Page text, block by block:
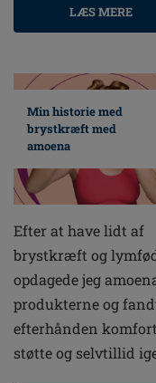
LÆS MERE
Min historie med
brystkræft med
amoena
Efter at have lidt af
brystkræft og
opdagede jeg
produkterne og
efterhånden
støtte og selvtillid